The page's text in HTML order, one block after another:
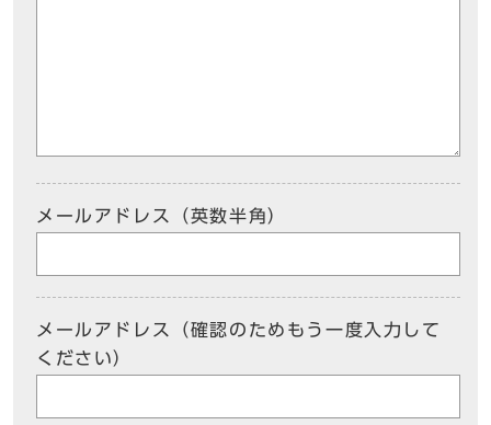
メールアドレス（英数半角）
メールアドレス（確認のためもう一度入力して
ください）